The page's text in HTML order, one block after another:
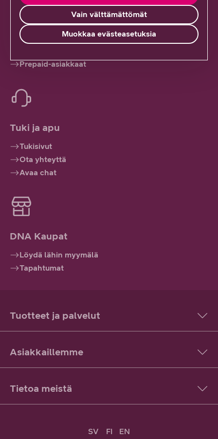
Hallinnoi palveluitasi
Kirjaudu sisään
Prepaid-asiakkaat
Tuki ja apu
Tukisivut
Ota yhteyttä
Avaa chat
DNA Kaupat
Löydä lähin myymälä
Tapahtumat
Tuotteet ja palvelut
Asiakkaillemme
Tietoa meistä
SV FI EN
Vain välttämättömät
Muokkaa evästeasetuksia